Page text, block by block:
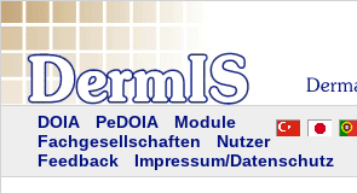
DOIA PeDOIA
Module
Fachgesellschaften
Nutzer
Feedback
Impressum/Datenschutz